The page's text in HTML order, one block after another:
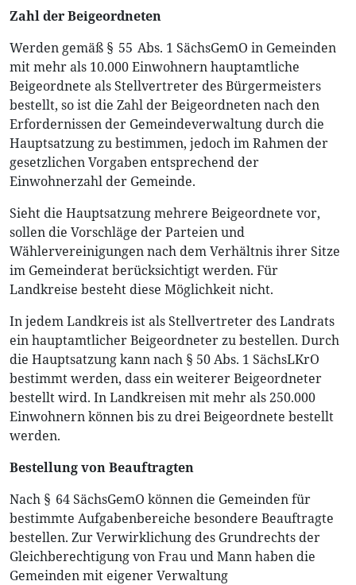
Zahl der Beigeordneten
Werden gemäß § 55 Abs. 1 SächsGemO in Gemeinden
mit mehr als 10.000 Einwohnern hauptamtliche
Beigeordnete als Stellvertreter des Bürgermeisters
bestellt, so ist die Zahl der Beigeordneten nach den
Erfordernissen der Gemeindeverwaltung durch die
Hauptsatzung zu bestimmen, jedoch im Rahmen der
gesetzlichen Vorgaben entsprechend der
Einwohnerzahl der Gemeinde.
Sieht die Hauptsatzung mehrere Beigeordnete vor,
sollen die Vorschläge der Parteien und
Wählervereinigungen nach dem Verhältnis ihrer Sitze
im Gemeinderat berücksichtigt werden. Für
Landkreise besteht diese Möglichkeit nicht.
In jedem Landkreis ist als Stellvertreter des Landrats
ein hauptamtlicher Beigeordneter zu bestellen. Durch
die Hauptsatzung kann nach § 50 Abs. 1 SächsLKrO
bestimmt werden, dass ein weiterer Beigeordneter
bestellt wird. In Landkreisen mit mehr als 250.000
Einwohnern können bis zu drei Beigeordnete bestellt
werden.
Bestellung von Beauftragten
Nach § 64 SächsGemO können die Gemeinden für
bestimmte Aufgabenbereiche besondere Beauftragte
bestellen. Zur Verwirklichung des Grundrechts der
Gleichberechtigung von Frau und Mann haben die
Gemeinden mit eigener Verwaltung